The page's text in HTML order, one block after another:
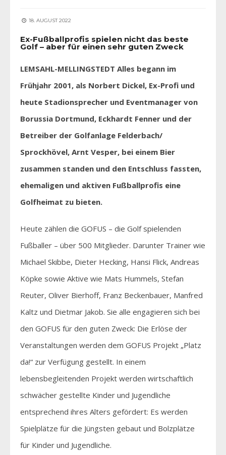
18. AUGUST 2022
Ex-Fußballprofis spielen nicht das beste
Golf – aber für einen sehr guten Zweck
LEMSAHL-MELLINGSTEDT Alles begann im
Frühjahr 2001, als Norbert Dickel, Ex-Profi und
heute Stadionsprecher und Eventmanager von
Borussia Dortmund, Eckhardt Fenner und der
Betreiber der Golfanlage Felderbach/
Sprockhövel, Arnt Vesper, bei einem Bier
zusammen standen und den Entschluss fassten,
ehemaligen und aktiven Fußballprofis eine
Golfheimat zu bieten.
Heute zählen die GOFUS – die Golf spielenden
Fußballer – über 500 Mitglieder. Darunter Trainer wie
Michael Skibbe, Dieter Hecking, Hansi Flick, Andreas
Köpke sowie Aktive wie Mats Hummels, Stefan
Reuter, Oliver Bierhoff, Franz Beckenbauer, Manfred
Kaltz und Dietmar Jakob. Sie alle engagieren sich bei
den GOFUS für den guten Zweck: Die Erlöse der
Veranstaltungen werden dem GOFUS Projekt „Platz
da!“ zur Verfügung gestellt. In einem
lebensbegleitenden Projekt werden wirtschaftlich
schwächer gestellte Kinder und Jugendliche
entsprechend ihres Alters gefördert: Es werden
Spielplätze für die Jüngsten gebaut und Bolzplätze
für Kinder und Jugendliche.